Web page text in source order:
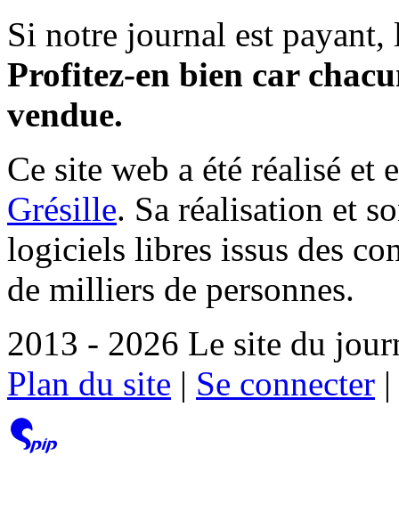
Si notre journal est payant,
Profitez-en bien car
vendue.
Ce site web a été réalisé et
Grésille. Sa réalisation et
logiciels libres issus des
de milliers de personnes.
2013 - 2026 Le site du
Plan du site | Se connecter |